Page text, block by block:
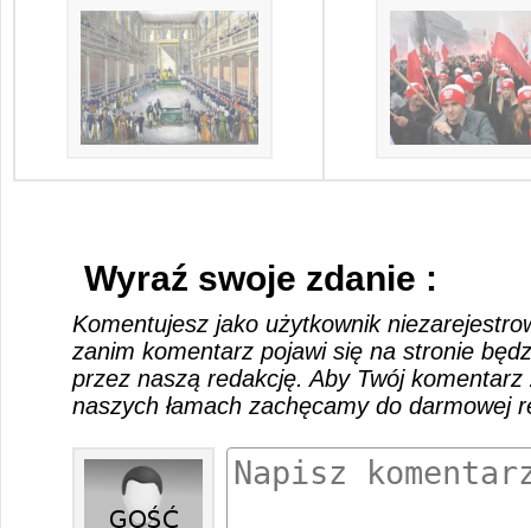
Wyraź swoje zdanie :
Komentujesz jako użytkownik
zanim komentarz pojawi się na stronie
przez naszą redakcję. Aby Twój
naszych łamach zachęcamy do darmowej